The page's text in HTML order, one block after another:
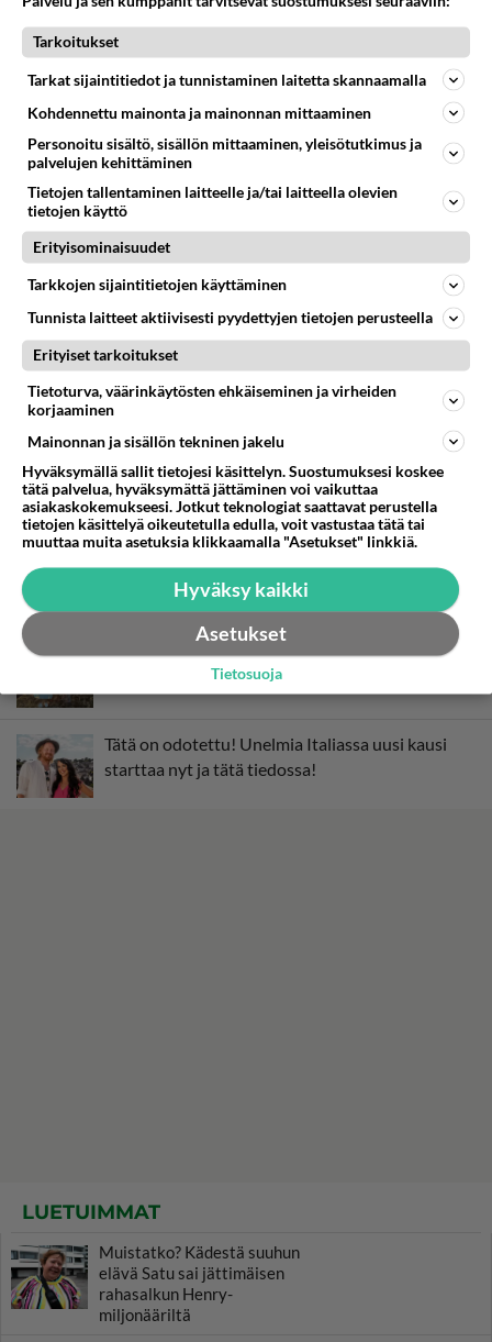
Unelmia Italiassa 3. kausi Unelmia Italiassa Jari
Unelmia Italiassa Viljo Ellen Jokikunnas Ralph James
Unelmia Italiassa Ralph James Ralph James Ralph-poika
Viljo-koira Trulli Guarini
LUE SEURAAVAKSI
Yllättävä uutinen Unelmia Italia -sarjasta - Tosin
tämä voi tuottaa pettymyksen monelle
Unelmia Italiassa sarjan jatkosta tietoa - Iso
pettymys monelle
HUOMIO! Unelmia Italiassa -pettymys - Ei tule
tuttuun aikaan tv:stä - Katso uusi lähetysaika
Ellen Jokikunnas rehellisenä Reino-koiran
poismenosta - Nämä keinot eivät enää riittäneet
Ellen Jokikunnas paljastaa kyynelehtien Ralph-
pojasta: "Apua..."
Tätä on odotettu! Unelmia Italiassa uusi kausi
starttaa nyt ja tätä tiedossa!
LUETUIMMAT
Muistatko? Kädestä suuhun
elävä Satu sai jättimäisen
rahasalkun Henry-
miljonääriltä
Tarkoitukset
Tarkat sijaintitiedot ja tunnistaminen laitetta skannaamalla
Kohdennettu mainonta ja mainonnan mittaaminen
Personoitu sisältö, sisällön mittaaminen, yleisötutkimus ja
palvelujen kehittäminen
Tietojen tallentaminen laitteelle ja/tai laitteella olevien
tietojen käyttö
Erityisominaisuudet
Tarkkojen sijaintitietojen käyttäminen
Tunnista laitteet aktiivisesti pyydettyjen tietojen perusteella
Erityiset tarkoitukset
Tietoturva, väärinkäytösten ehkäiseminen ja virheiden
korjaaminen
Mainonnan ja sisällön tekninen jakelu
Hyväksymällä sallit tietojesi käsittelyn. Suostumuksesi koskee
tätä palvelua, hyväksymättä jättäminen voi vaikuttaa
asiakaskokemukseesi. Jotkut teknologiat saattavat perustella
tietojen käsittelyä oikeutetulla edulla, voit vastustaa tätä tai
muuttaa muita asetuksia klikkaamalla "Asetukset" linkkiä.
Hyväksy kaikki
Asetukset
Tietosuoja